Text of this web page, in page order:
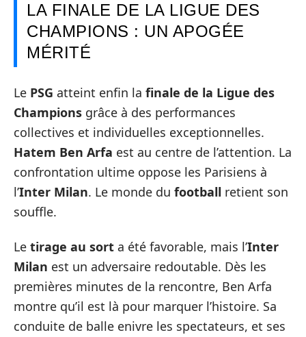
LA FINALE DE LA LIGUE DES
CHAMPIONS : UN APOGÉE
MÉRITÉ
Le PSG atteint enfin la finale de la Ligue des
Champions grâce à des performances
collectives et individuelles exceptionnelles.
Hatem Ben Arfa est au centre de l’attention. La
confrontation ultime oppose les Parisiens à
l’Inter Milan. Le monde du football retient son
souffle.
Le tirage au sort a été favorable, mais l’Inter
Milan est un adversaire redoutable. Dès les
premières minutes de la rencontre, Ben Arfa
montre qu’il est là pour marquer l’histoire. Sa
conduite de balle enivre les spectateurs, et ses